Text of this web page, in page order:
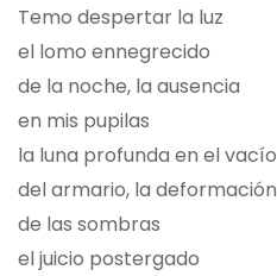
Temo despertar la luz
el lomo ennegrecido
de la noche, la ausencia
en mis pupilas
la luna profunda en el vacío
del armario, la deformación
de las sombras
el juicio postergado